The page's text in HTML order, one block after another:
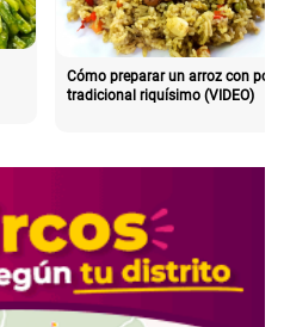
Cómo preparar un arroz con pollo
tradicional riquísimo (VIDEO)